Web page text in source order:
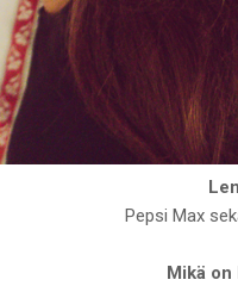
Pepsi Max
Mikä